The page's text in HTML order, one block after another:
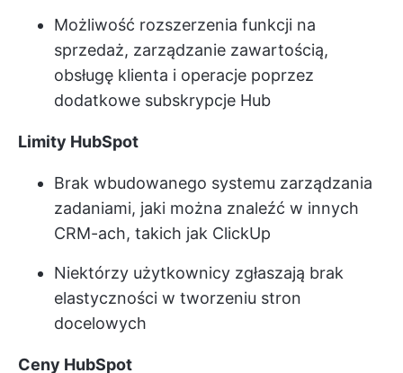
Możliwość rozszerzenia funkcji na
sprzedaż, zarządzanie zawartością,
obsługę klienta i operacje poprzez
dodatkowe subskrypcje Hub
Limity HubSpot
Brak wbudowanego systemu zarządzania
zadaniami, jaki można znaleźć w innych
CRM-ach, takich jak ClickUp
Niektórzy użytkownicy zgłaszają brak
elastyczności w tworzeniu stron
docelowych
Ceny HubSpot